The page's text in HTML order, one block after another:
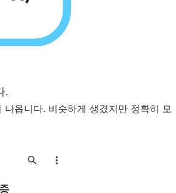
.
옵니다. 비슷하게 생겼지만 정확히 모